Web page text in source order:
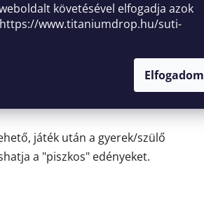
követésével elfogadja azok
https://www.titaniumdrop.hu/suti-
Elfogadom
SÉFÉNEK
lyukas kanál és tésztakanál
játék után a gyerek/szülő
a "piszkos" edényeket.